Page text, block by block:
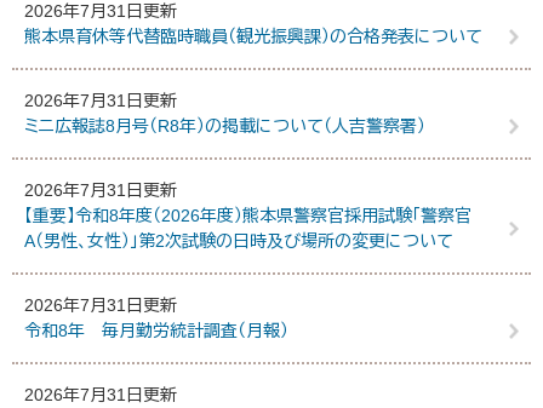
2026年7月31日更新
熊本県育休等代替臨時職員（観光振興課）の合格発表について
2026年7月31日更新
ミニ広報誌8月号（R8年）の掲載について（人吉警察署）
2026年7月31日更新
【重要】令和8年度（2026年度）熊本県警察官採用試験「警察官
A（男性、女性）」第2次試験の日時及び場所の変更について
2026年7月31日更新
令和8年 毎月勤労統計調査（月報）
2026年7月31日更新